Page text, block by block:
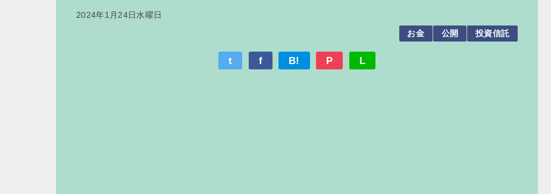
2024年1月24日水曜日
お金 公開 投資信託
t f B! P L